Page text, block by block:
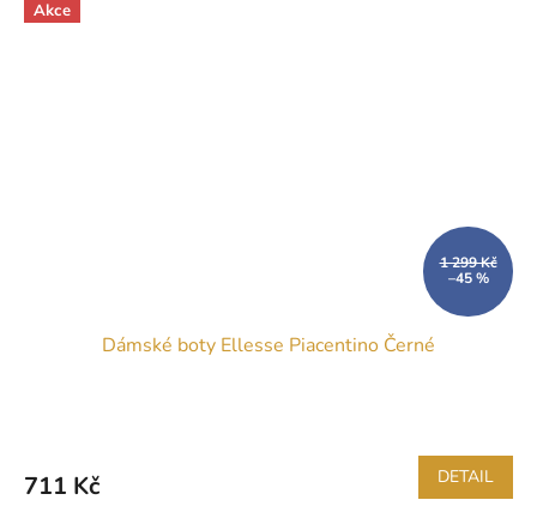
Akce
1 299 Kč
–45 %
Dámské boty Ellesse Piacentino Černé
711 Kč DETAIL